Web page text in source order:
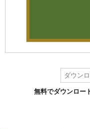
無料でダウンロー